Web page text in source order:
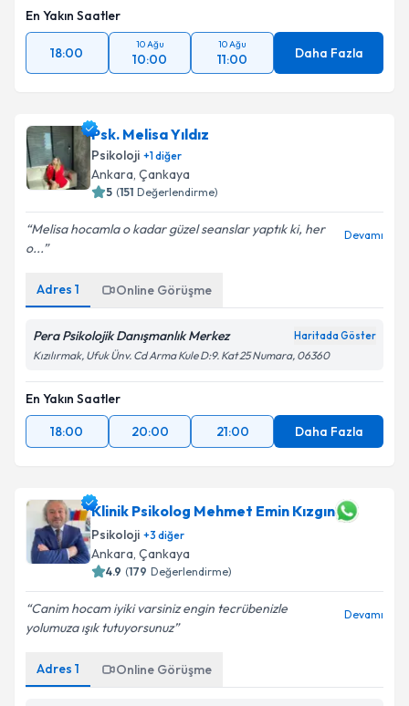
En Yakın Saatler
18:00
10 Ağu
10:00
10 Ağu
11:00 Daha Fazla
Psk. Melisa Yıldız
Psikoloji +1diğer
Ankara, Çankaya
5 (151 Değerlendirme)
Melisa hocamla o kadar güzel seanslar yaptık ki, her
o...
Devamı
Adres 1 Online Görüşme
Pera Psikolojik Danışmanlık Merkez Haritada Göster
Kızılırmak, Ufuk Ünv. Cd Arma Kule D:9. Kat 25 Numara, 06360
En Yakın Saatler
18:00
20:00 21:00 Daha Fazla
Klinik Psikolog Mehmet Emin Kızgın
Psikoloji +3 diğer
Ankara, Çankaya
4.9 (179 Değerlendirme)
Canim hocam iyiki varsiniz engin tecrübenizle
yolumuza ışık tutuyorsunuz
Devamı
Adres 1 Online Görüşme